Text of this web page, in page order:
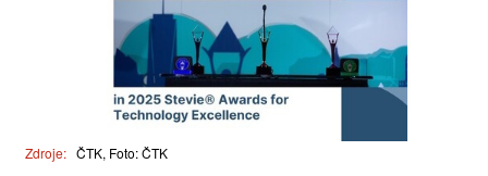
Zdroje: ČTK, Foto: ČTK